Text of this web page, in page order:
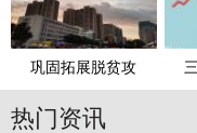
巩固拓展脱贫攻
热门资讯